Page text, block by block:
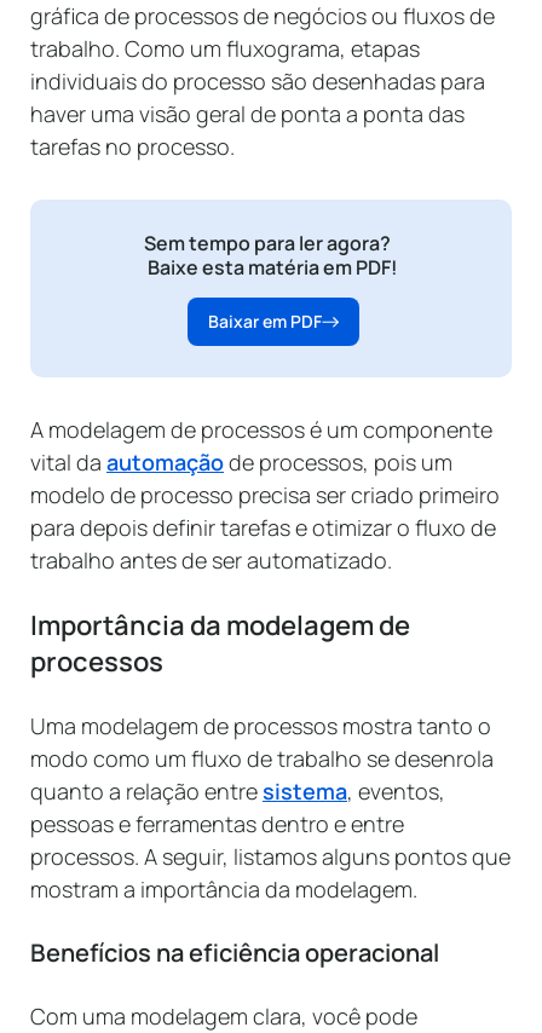
gráfica de processos de negócios ou fluxos de
trabalho. Como um fluxograma, etapas
individuais do processo são desenhadas para
haver uma visão geral de ponta a ponta das
tarefas no processo.
Sem tempo para ler agora?
Baixe esta matéria em PDF!
Baixar em PDF
A modelagem de processos é um componente
vital da automaçãode processos, pois um
modelo de processo precisa ser criado primeiro
para depois definir tarefas e otimizar o fluxo de
trabalho antes de ser automatizado.
Importância da modelagem de
processos
Uma modelagem de processos mostra tanto o
modo como um fluxo de trabalho se desenrola
quanto a relação entresistema, eventos,
pessoas e ferramentas dentro e entre
processos. A seguir, listamos alguns pontos que
mostram a importância da modelagem.
Benefícios na eficiência operacional
Com uma modelagem clara, você pode